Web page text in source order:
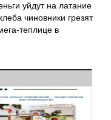
уйдут на латание
чиновники грезят
теплице в